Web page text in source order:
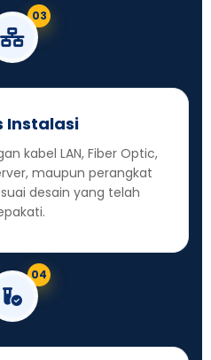
03
Instalasi
kabel LAN, Fiber Optic,
maupun perangkat
desain yang telah
04